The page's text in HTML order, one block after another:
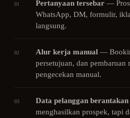
01 Pertanyaan tersebar —
WhatsApp, DM, formulir,
langsung.
02 Alur kerja manual —
persetujuan, dan pembaruan
pengecekan manual.
03 Data pelanggan berantakan
menghasilkan prospek, tapi